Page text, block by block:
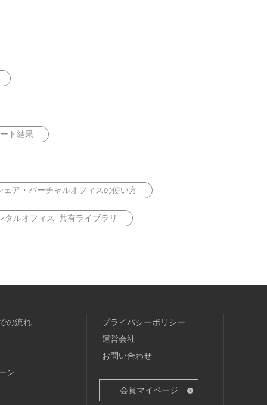
ト結果
ェア・バーチャルオフィスの使い方
タルオフィス_共有ライブラリ
の流れ
ン
プライバシーポリシー
運営会社
お問い合わせ
会員マイページ